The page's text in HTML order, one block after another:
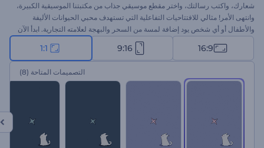
شعارك، واكتب رسالتك، واختر مقطع موسيقي جذاب من مكتبتنا الموسيقية الكبيرة،
وانتهى الأمر! مثالي للافتتاحيات التفاعلية التي تستهدف محبي الحيوانات الأليفة
والأطفال أو أي شخص يود إضافة لمسة من السحر والبهجة لعلامته التجارية. ابدأ الآن
وامنح فيديوهاتك بداية لا تُنسى!
16:9
9:16
1:1
التصميمات المتاحة (8)